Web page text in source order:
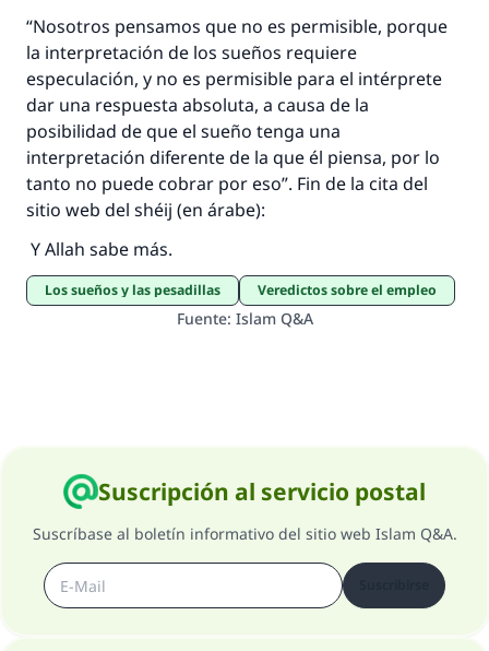
“Nosotros pensamos que no es permisible, porque
la interpretación de los sueños requiere
especulación, y no es permisible para el intérprete
dar una respuesta absoluta, a causa de la
posibilidad de que el sueño tenga una
interpretación diferente de la que él piensa, por lo
tanto no puede cobrar por eso”. Fin de la cita del
sitio web del shéij (en árabe):
Y Allah sabe más.
Los sueños y las pesadillas Veredictos sobre el empleo
Fuente: Islam Q&A
Suscripción al servicio postal
Suscríbase al boletín informativo del sitio web Islam Q&A.